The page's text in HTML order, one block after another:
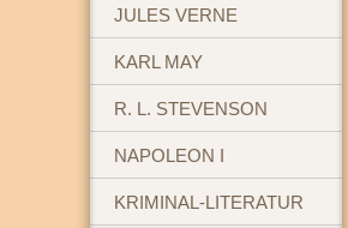
JULES VERNE
KARL MAY
R. L. STEVENSON
NAPOLEON I
KRIMINAL-LITERATUR